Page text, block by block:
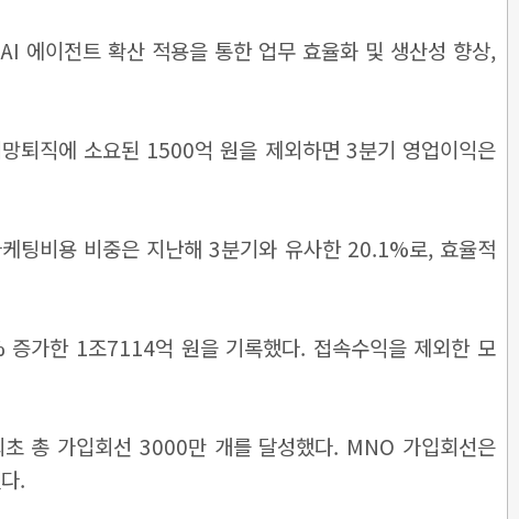
에이전트 확산 적용을 통한 업무 효율화 및 생산성 향상,
퇴직에 소요된 1500억 원을 제외하면 3분기 영업이익은
팅비용 비중은 지난해 3분기와 유사한 20.1%로, 효율적
가한 1조7114억 원을 기록했다. 접속수익을 제외한 모
총 가입회선 3000만 개를 달성했다. MNO 가입회선은
.